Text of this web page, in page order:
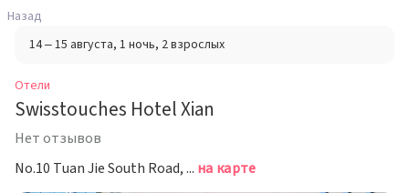
Назад
14 – 15 августа, 1 ночь, 2 взрослых
Отели
Swisstouches Hotel Xian
Нет отзывов
No.10 Tuan Jie South Road, Сиань на карте